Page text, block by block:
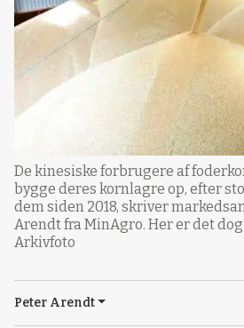
De kinesiske forbrugere af
bygge deres kornlagre op, efter
dem siden 2018, skriver
Arendt fra MinAgro. Her er det
Arkivfoto
Peter Arendt